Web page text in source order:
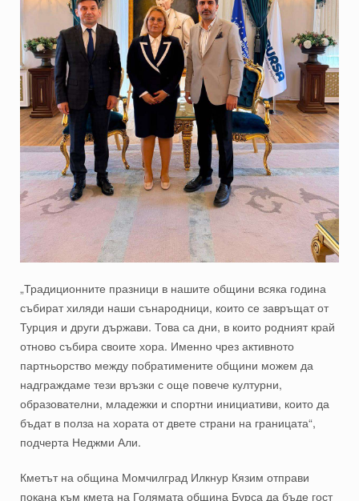
„Традиционните празници в нашите общини всяка година
събират хиляди наши сънародници, които се завръщат от
Турция и други държави. Това са дни, в които родният край
отново събира своите хора. Именно чрез активното
партньорство между побратимените общини можем да
надграждаме тези връзки с още повече културни,
образователни, младежки и спортни инициативи, които да
бъдат в полза на хората от двете страни на границата“,
подчерта Неджми Али.
Кметът на община Момчилград Илкнур Кязим отправи
покана към кмета на Голямата община Бурса да бъде гост